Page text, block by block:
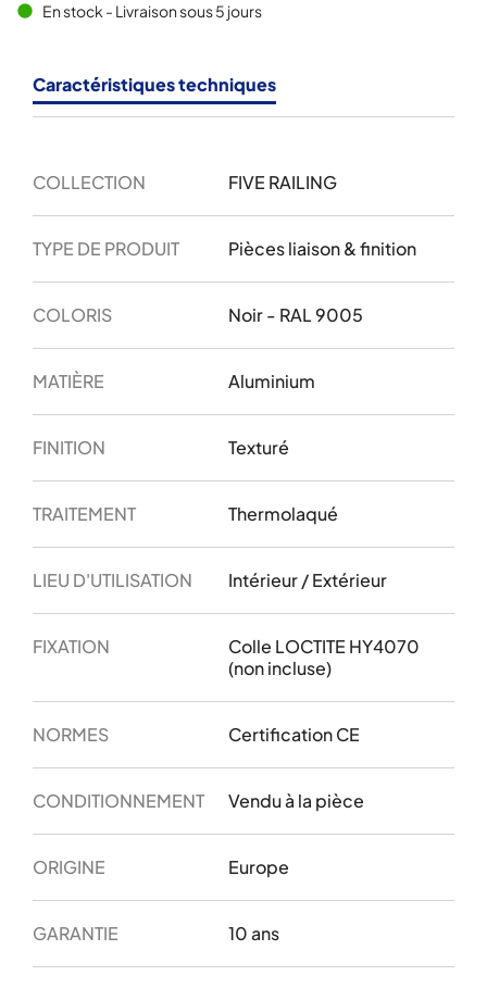
brightness_1 En stock - Livraison sous 5 jours
Caractéristiques techniques
COLLECTION FIVE RAILING
TYPE DE PRODUIT Pièces liaison & finition
COLORIS Noir - RAL 9005
MATIÈRE Aluminium
FINITION Texturé
TRAITEMENT Thermolaqué
LIEU D'UTILISATION Intérieur / Extérieur
FIXATION
Colle LOCTITE HY4070
(non incluse)
NORMES Certification CE
CONDITIONNEMENT Vendu à la pièce
ORIGINE Europe
GARANTIE 10 ans